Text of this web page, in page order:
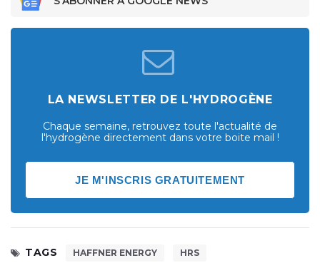
LA NEWSLETTER DE L'HYDROGÈNE
Chaque semaine, retrouvez toute l'actualité de
l'hydrogène directement dans votre boite mail !
JE M'INSCRIS GRATUITEMENT
TAGS HAFFNER ENERGY HRS